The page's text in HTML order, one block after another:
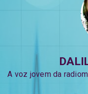
A voz jovem da